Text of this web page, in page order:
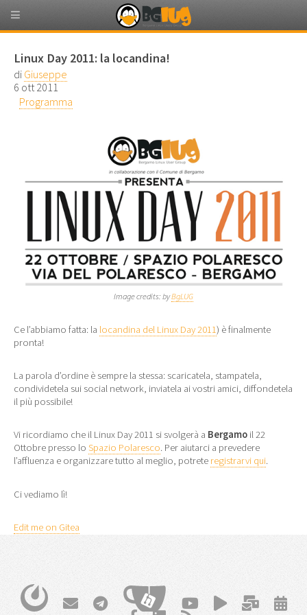
Linux Day 2011: la locandina!
di Giuseppe
6 ott 2011
Programma
Image credits: byBgLUG
Ce l’abbiamo fatta: la locandina del Linux Day 2011) è finalmente
pronta!
La parola d’ordine è sempre la stessa: scaricatela, stampatela,
condividetela sui social network, inviatela ai vostri amici, diffondetela
il più possibile!
Vi ricordiamo che il Linux Day 2011 si svolgerà a Bergamo il 22
Ottobre presso lo Spazio Polaresco. Per aiutarci a prevedere
l’affluenza e organizzare tutto al meglio, potrete registrarvi qui.
Ci vediamo lì!
Edit me on Gitea